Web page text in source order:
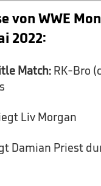
von WWE
2022:
Match: RK-Bro
Liv Morgan
Damian Priest